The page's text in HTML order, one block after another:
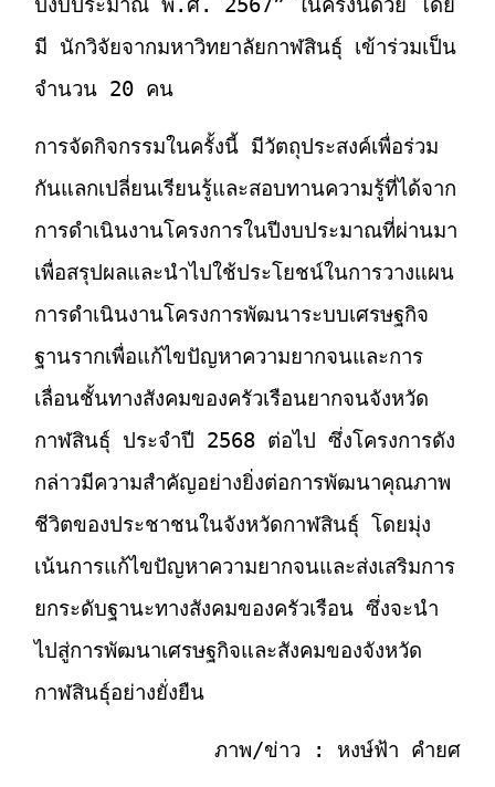
มี นักวิจัยจากมหาวิทยาลัยกาฬสินธุ์ เข้าร่วมเป็น
จำนวน 20 คน
การจัดกิจกรรมในครั้งนี้ มีวัตถุประสงค์เพื่อร่วม
กันแลกเปลี่ยนเรียนรู้และสอบทานความรู้ที่ได้จาก
การดำเนินงานโครงการในปีงบประมาณที่ผ่านมา
เพื่อสรุปผลและนำไปใช้ประโยชน์ในการวางแผน
การดำเนินงานโครงการพัฒนาระบบเศรษฐกิจ
ฐานรากเพื่อแก้ไขปัญหาความยากจนและการ
เลื่อนชั้นทางสังคมของครัวเรือนยากจนจังหวัด
กาฬสินธุ์ ประจำปี 2568 ต่อไป ซึ่งโครงการดัง
กล่าวมีความสำคัญอย่างยิ่งต่อการพัฒนาคุณภาพ
ชีวิตของประชาชนในจังหวัดกาฬสินธุ์ โดยมุ่ง
เน้นการแก้ไขปัญหาความยากจนและส่งเสริมการ
ยกระดับฐานะทางสังคมของครัวเรือน ซึ่งจะนำ
ไปสู่การพัฒนาเศรษฐกิจและสังคมของจังหวัด
กาฬสินธุ์อย่างยั่งยืน
ภาพ/ข่าว : หงษ์ฟ้า คำยศ